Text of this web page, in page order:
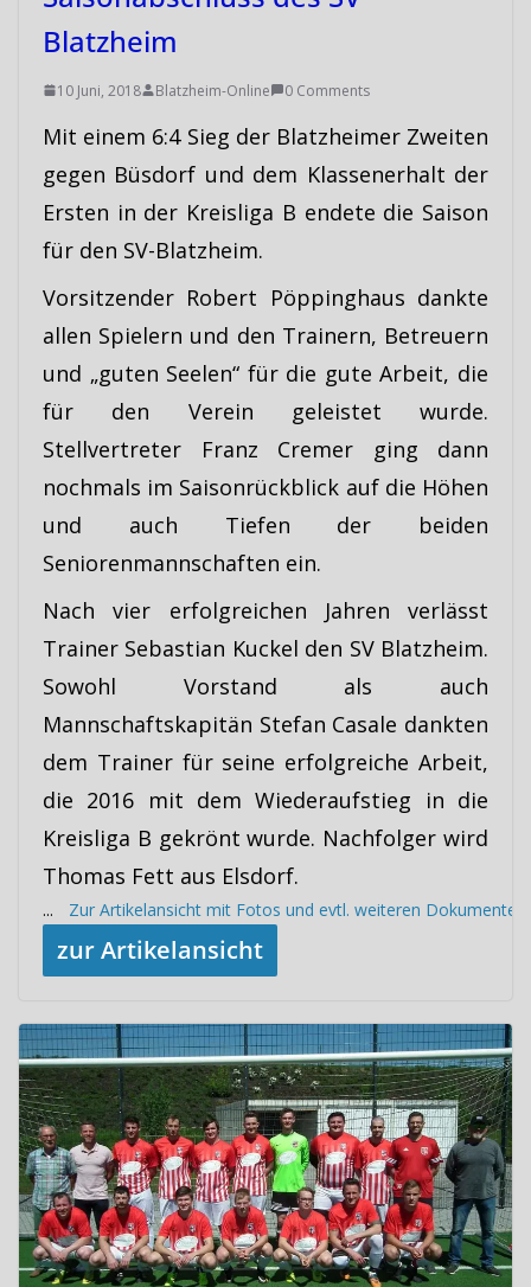
Blatzheim
10 Juni, 2018 Blatzheim-Online 0 Comments
Mit einem 6:4 Sieg der Blatzheimer Zweiten
gegen Büsdorf und dem Klassenerhalt der
Ersten in der Kreisliga B endete die Saison
für den SV-Blatzheim.
Vorsitzender Robert Pöppinghaus dankte
allen Spielern und den Trainern, Betreuern
und „guten Seelen“ für die gute Arbeit, die
für den Verein geleistet wurde.
Stellvertreter Franz Cremer ging dann
nochmals im Saisonrückblick auf die Höhen
und auch Tiefen der beiden
Seniorenmannschaften ein.
Nach vier erfolgreichen Jahren verlässt
Trainer Sebastian Kuckel den SV Blatzheim.
Sowohl Vorstand als auch
Mannschaftskapitän Stefan Casale dankten
dem Trainer für seine erfolgreiche Arbeit,
die 2016 mit dem Wiederaufstieg in die
Kreisliga B gekrönt wurde. Nachfolger wird
Thomas Fett aus Elsdorf.
...Zur Artikelansicht mit Fotos und evtl. weiteren Dokumenten
zur Artikelansicht